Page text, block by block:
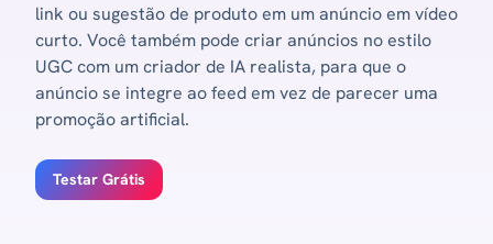
link ou sugestão de produto em um anúncio em vídeo
curto. Você também pode criar anúncios no estilo
UGC com um criador de IA realista, para que o
anúncio se integre ao feed em vez de parecer uma
promoção artificial.
Testar Grátis